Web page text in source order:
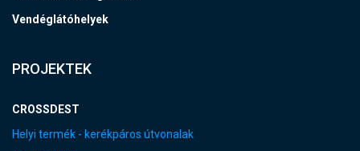
Vendéglátóhelyek
PROJEKTEK
CROSSDEST
Helyi termék - kerékpáros útvonalak